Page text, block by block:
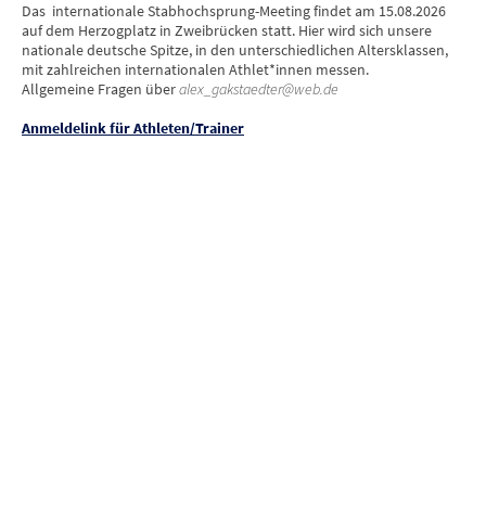
Das internationale Stabhochsprung-Meeting findet am 15.08.2026
auf dem Herzogplatz in Zweibrücken statt. Hier wird sich unsere
nationale deutsche Spitze, in den unterschiedlichen Altersklassen,
mit zahlreichen internationalen Athlet*innen messen.
Allgemeine Fragen überalex_gakstaedter@web.de
Anmeldelink für Athleten/Trainer